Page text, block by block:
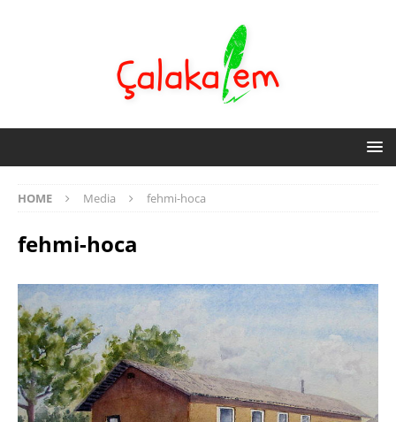
HOME Media fehmi-hoca
fehmi-hoca